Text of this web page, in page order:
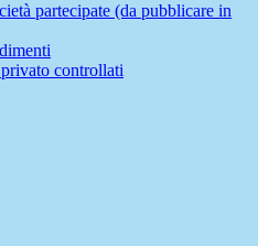
partecipate (da pubblicare in
controllati